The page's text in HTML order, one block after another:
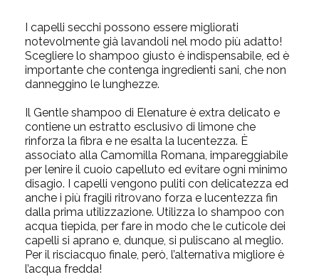
I capelli secchi possono essere migliorati
notevolmente già lavandoli nel modo più adatto!
Scegliere lo shampoo giusto è indispensabile, ed è
importante che contenga ingredienti sani, che non
danneggino le lunghezze.
Il Gentle shampoo di Elenature è extra delicato e
contiene un estratto esclusivo di limone che
rinforza la fibra e ne esalta la lucentezza. È
associato alla Camomilla Romana, impareggiabile
per lenire il cuoio capelluto ed evitare ogni minimo
disagio. I capelli vengono puliti con delicatezza ed
anche i più fragili ritrovano forza e lucentezza fin
dalla prima utilizzazione. Utilizza lo shampoo con
acqua tiepida, per fare in modo che le cuticole dei
capelli si aprano e, dunque, si puliscano al meglio.
Per il risciacquo finale, però, l’alternativa migliore è
l’acqua fredda!